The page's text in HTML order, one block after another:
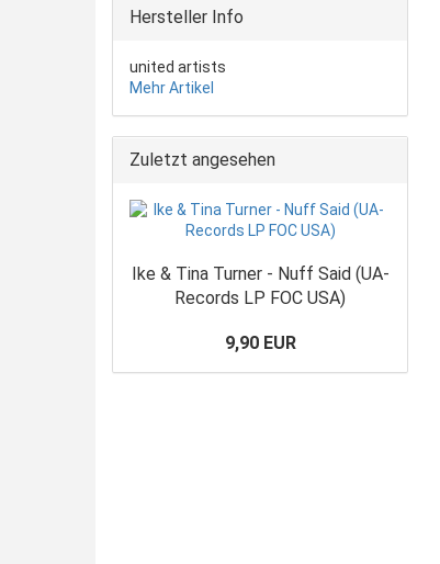
Hersteller Info
united artists
Mehr Artikel
Zuletzt angesehen
Ike & Tina Turner - Nuff Said (UA-
Records LP FOC USA)
9,90 EUR